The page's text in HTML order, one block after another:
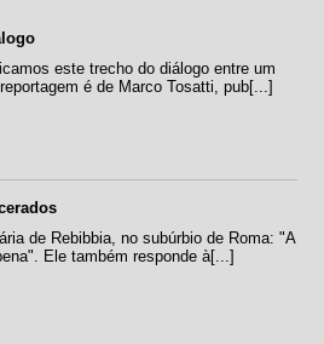
este trecho do diálogo entre um
é de Marco Tosatti, pub[...]
de Rebibbia, no subúrbio de Roma: "A
Ele também responde à[...]